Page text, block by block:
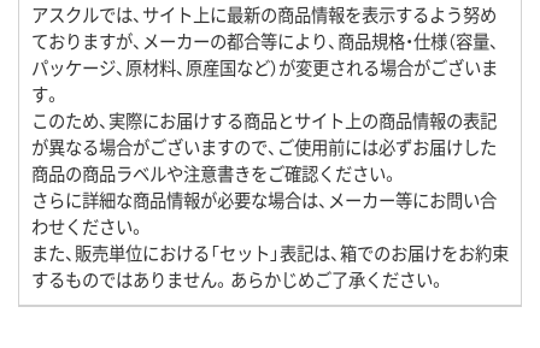
アスクルでは、サイト上に最新の商品情報を表示するよう努め
ておりますが、メーカーの都合等により、商品規格・仕様（容量、
パッケージ、原材料、原産国など）が変更される場合がございま
す。
このため、実際にお届けする商品とサイト上の商品情報の表記
が異なる場合がございますので、ご使用前には必ずお届けした
商品の商品ラベルや注意書きをご確認ください。
さらに詳細な商品情報が必要な場合は、メーカー等にお問い合
わせください。
また、販売単位における「セット」表記は、箱でのお届けをお約束
するものではありません。あらかじめご了承ください。